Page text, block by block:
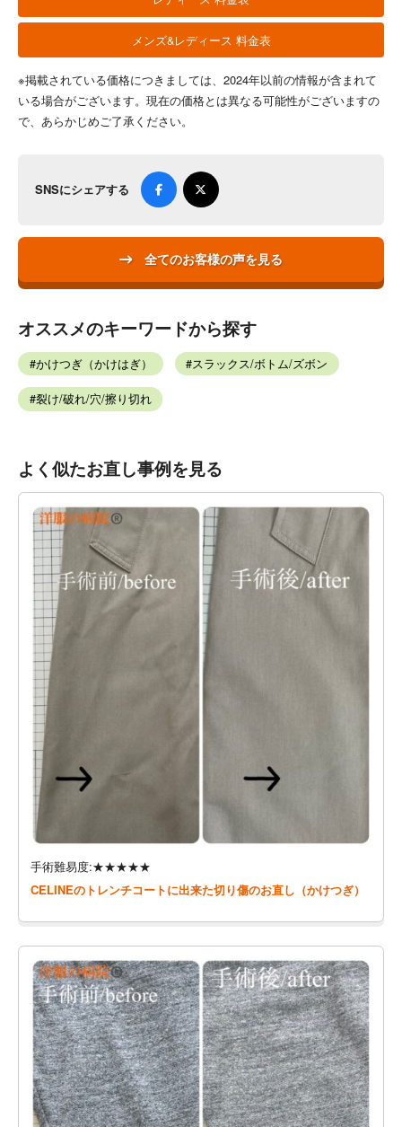
メンズ&レディース 料金表
※掲載されている価格につきましては、2024年以前の情報が含まれて
いる場合がございます。現在の価格とは異なる可能性がございますの
で、あらかじめご了承ください。
SNSにシェアする
全てのお客様の声を見る
オススメのキーワードから探す
かけつぎ（かけはぎ） スラックス/ボトム/ズボン
裂け/破れ/穴/擦り切れ
よく似たお直し事例を見る
手術難易度:★★★★★
CELINEのトレンチコートに出来た切り傷のお直し（かけつぎ）